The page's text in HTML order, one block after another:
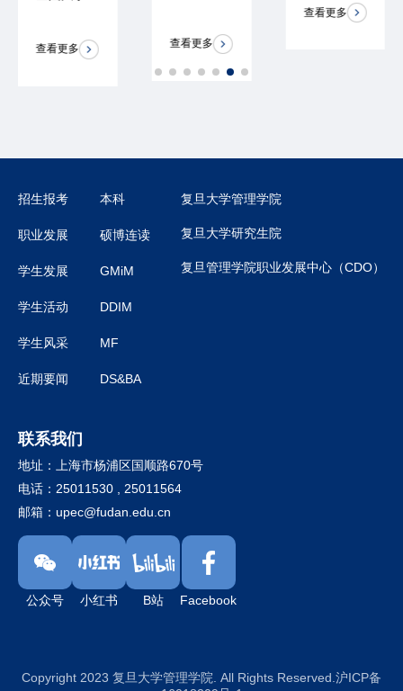
区）获得佳
查看更多
奥美参访活
动圆满举办
查看更多
查看更多
招生报考
职业发展
学生发展
学生活动
学生风采
近期要闻
本科
硕博连读
GMiM
DDIM
MF
DS&BA
复旦大学管理学院
复旦大学研究生院
复旦管理学院职业发展中心（CDO）
联系我们
地址：上海市杨浦区国顺路670号
电话：25011530 , 25011564
邮箱： upec@fudan.edu.cn
公众号 小红书 B站 Facebook
Copyright 2023 复旦大学管理学院. All Rights Reserved.沪ICP备